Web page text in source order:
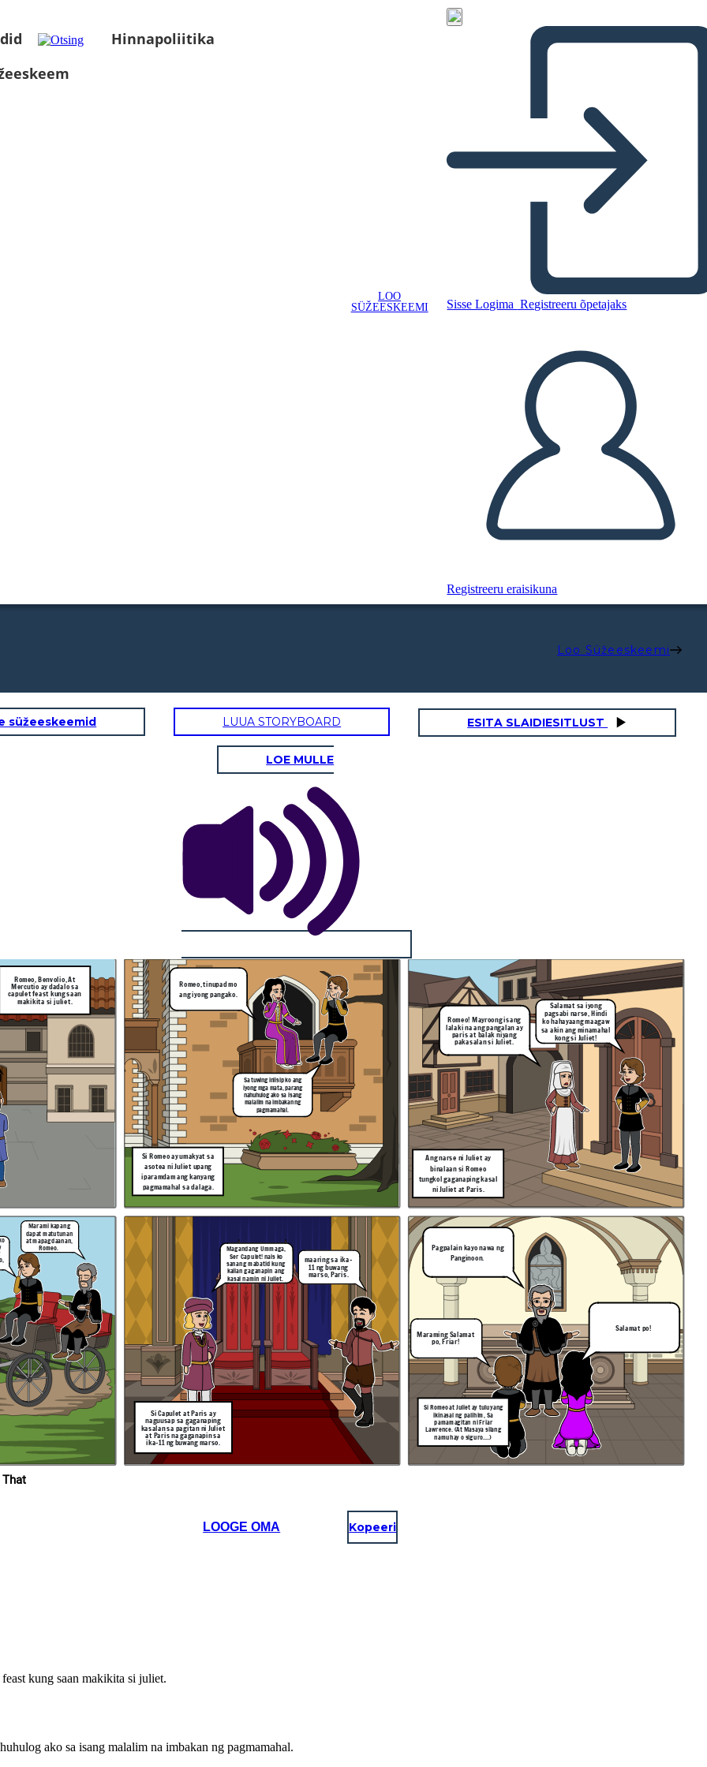
Hinnapoliitika
LOO
SÜŽEESKEEMI
Sisse Logima Registreeru õpetajaks
Registreeru eraisikuna
Loo Süžeeskeemi
Salamat sa iyong
pagsabi narse, Hindi
sa akin ang minamahal
tungkol gaganaping kasal
ni Juliet at Paris.
sa ika-
buwang
Paris.
Si Romeo at Juliet ay tuluyang
pamamagitan ni Friar
namuhay o siguro....)
Pagpalain kayo nawa ng
Panginoon.
Salamat po!
Salamat po!
Romeo! Mayroong isang
lalaki na ang pangalan ay
paris at balak niyang
pakasalan si Juliet.
Salamat sa iyong
pagsabi narse, Hindi
ko hahayaang maagaw
sa akin ang minamahal
kong si Juliet!
Ang narse ni Juliet ay
binalaan si Romeo
tungkol gaganaping kasal
ni Juliet at Paris.
sa ika-
buwang
Paris.
Pagpalain kayo nawa ng
Panginoon.
Maraming Salamat
po, Friar!
Salamat po!
süžeeskeemid LUUA STORYBOARD ESITA SLAIDIESITLUST
LOE MULLE
That
Romeo, Benvolio, At
Mercutio ay dadalo sa
capulet feast kung saan
makikita si juliet.
Sa tuwing iniisip ko ang
iyong mga mata, parang
nahuhulog ako sa isang
malalim na imbakan ng
pagmamahal.
Romeo, tinupad mo
ang iyong pangako.
Si Romeo ay umakyat sa
asotea ni Juliet upang
iparamdam ang kanyang
pagmamahal sa dalaga.
Romeo! Mayroong isang
lalaki na ang pangalan ay
paris at balak niyang
pakasalan si Juliet.
Salamat sa iyong
pagsabi narse, Hindi
ko hahayaang maagaw
sa akin ang minamahal
kong si Juliet!
Ang narse ni Juliet ay
binalaan si Romeo
tungkol gaganaping kasal
ni Juliet at Paris.
Marami kapang
dapat matutunan
at mapagdaanan,
Romeo. Magandang Ummaga,
Ser Capulet! nais ko
sanang mabatid kung
kailan gaganapin ang
kasal namin ni Juliet.
maaring sa ika-
11 ng buwang
marso, Paris.
Si Capulet at Paris ay
naguusap sa gaganaping
kasalan sa pagitan ni Juliet
at Paris na gaganapin sa
ika-11 ng buwang marso.
Si Romeo at Juliet ay tuluyang
ikinasal ng palihim, Sa
pamamagitan ni Friar
Lawrence. (At Masaya silang
namuhay o siguro....)
Pagpalain kayo nawa ng
Panginoon.
Maraming Salamat
po, Friar!
Salamat po!
LOOGE OMA Kopeeri
kung saan makikita si juliet.
ako sa isang malalim na imbakan ng pagmamahal.